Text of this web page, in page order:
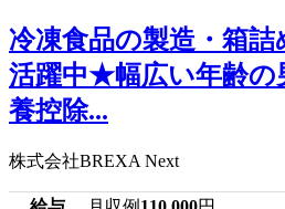
冷凍食品の製造・箱詰
活躍中★幅広い年齢の
養控除...
株式会社BREXA Next